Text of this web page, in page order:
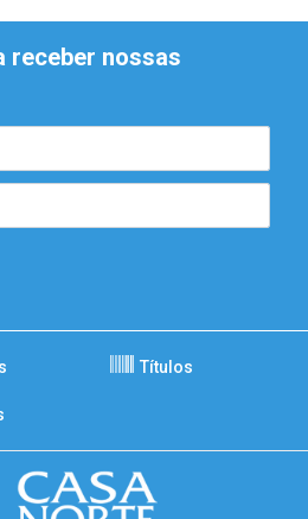
receber nossas
Títulos